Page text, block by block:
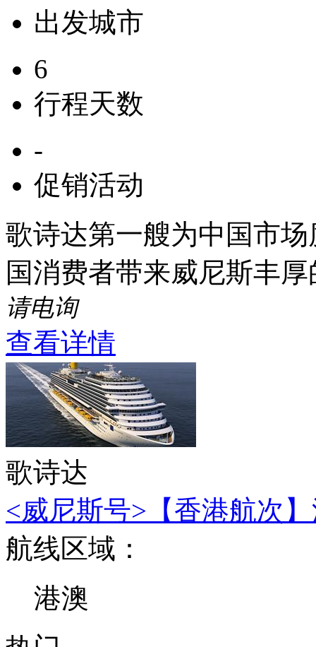
出发城市
6
行程天数
-
促销活动
歌诗达第一艘为中国市
国消费者带来威尼斯丰
请电询
查看详情
歌诗达
<威尼斯号>【香港航次
航线区域：
港澳